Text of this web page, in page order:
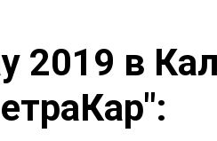
2019 в